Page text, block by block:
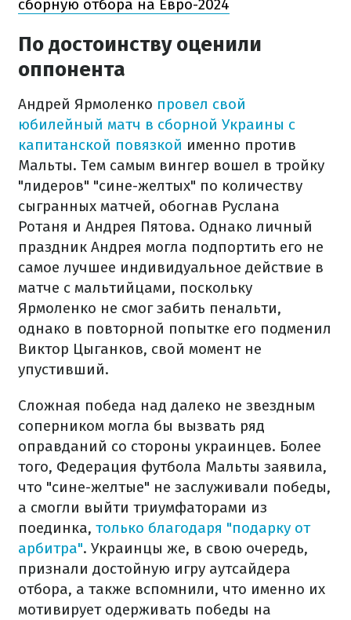
сборную отбора на Евро-2024
По достоинству оценили
оппонента
Андрей Ярмоленко провел свой
юбилейный матч в сборной Украины с
капитанской повязкой именно против
Мальты. Тем самым вингер вошел в тройку
"лидеров" "сине-желтых" по количеству
сыгранных матчей, обогнав Руслана
Ротаня и Андрея Пятова. Однако личный
праздник Андрея могла подпортить его не
самое лучшее индивидуальное действие в
матче с мальтийцами, поскольку
Ярмоленко не смог забить пенальти,
однако в повторной попытке его подменил
Виктор Цыганков, свой момент не
упустивший.
Сложная победа над далеко не звездным
соперником могла бы вызвать ряд
оправданий со стороны украинцев. Более
того, Федерация футбола Мальты заявила,
что "сине-желтые" не заслуживали победы,
а смогли выйти триумфаторами из
поединка, только благодаря "подарку от
арбитра". Украинцы же, в свою очередь,
признали достойную игру аутсайдера
отбора, а также вспомнили, что именно их
мотивирует одерживать победы на